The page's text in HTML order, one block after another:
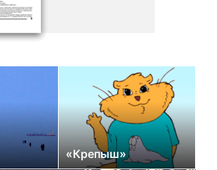
«Крепыш»